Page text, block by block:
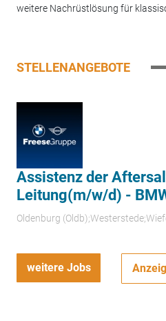
weitere Nachrüstlösung für
STELLENANGEBOTE
Assistenz der
Leitung(m/w/d) -
Oldenburg
weitere Jobs